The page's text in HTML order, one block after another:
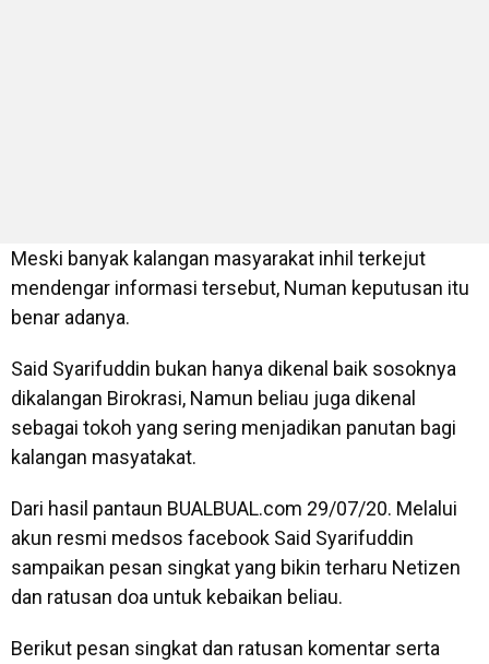
Meski banyak kalangan masyarakat inhil terkejut
mendengar informasi tersebut, Numan keputusan itu
benar adanya.
Said Syarifuddin bukan hanya dikenal baik sosoknya
dikalangan Birokrasi, Namun beliau juga dikenal
sebagai tokoh yang sering menjadikan panutan bagi
kalangan masyatakat.
Dari hasil pantaun BUALBUAL.com 29/07/20. Melalui
akun resmi medsos facebook Said Syarifuddin
sampaikan pesan singkat yang bikin terharu Netizen
dan ratusan doa untuk kebaikan beliau.
Berikut pesan singkat dan ratusan komentar serta